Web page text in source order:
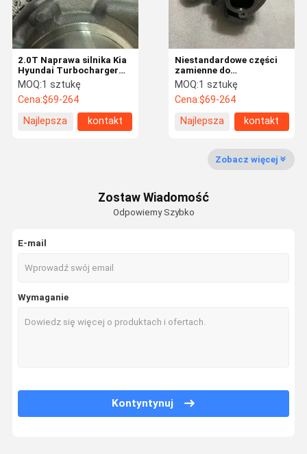
Strona
Główna
Produkty Filmy O Nas
Wycieczka
Kontrola
Nowości
Benz Turbosprężarka
Turbosprężarka LAND ROVER
Niestandardowe części
zamienne do
turbosprężarki BV43
silnika Hyundai
53039880127 28200-
MOQ:1 sztukę
Cena:$69-264
Najlepsza
kontakt
2.0T Naprawa silnika Kia
Hyundai Turbocharger
28231-2F701 796017-
0008
MOQ:1 sztukę
Cena:$69-264
Najlepsza
kontakt
Zobacz więcej
Zostaw Wiadomość
Odpowiemy Szybko
E-mail
Wymaganie
Kontyntynuj